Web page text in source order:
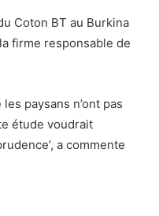
Coton BT au Burkina
firme responsable de
paysans n’ont pas
étude voudrait
a commente